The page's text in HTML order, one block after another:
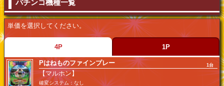
パチンコ機種一覧
単価を選択してください。
4P 1P
1台
Pはねものファインプレー
【マルホン】
確変システム：なし